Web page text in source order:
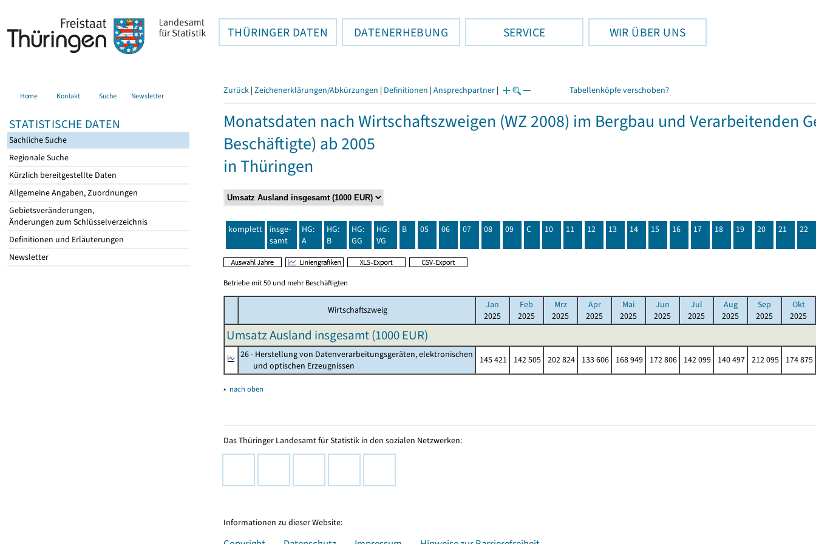
THÜRINGER DATEN DATENERHEBUNG SERVICE WIR ÜBER UNS
Home Kontakt Suche Newsletter
STATISTISCHE DATEN
Sachliche Suche
Regionale Suche
Kürzlich bereitgestellte Daten
Allgemeine Angaben, Zuordnungen
Gebietsveränderungen,
Änderungen zum Schlüsselverzeichnis
Definitionen und Erläuterungen
Newsletter
Zurück | Zeichenerklärungen/Abkürzungen | Definitionen | Ansprechpartner | Tabellenköpfe verschoben?
Monatsdaten nach Wirtschaftszweigen (WZ 2008) im Bergbau und Verarbeitenden
Beschäftigte) ab 2005
in Thüringen
komplett
insge-
samt
HG:
A
HG:
B
HG:
GG
HG:
VG
B 05 06 07 08 09 C 10 11 12 13 14 15 16 17 18 19 20 21 22
Betriebe mit 50 und mehr Beschäftigten
Wirtschaftszweig
Jan
2025
Feb
2025
Mrz
2025
Apr
2025
Mai
2025
Jun
2025
Jul
2025
Aug
2025
Sep
2025
Okt
2025
Umsatz Ausland insgesamt (1000 EUR)
26 - Herstellung von Datenverarbeitungsgeräten, elektronischen
und optischen Erzeugnissen
145 421 142 505 202 824 133 606 168 949 172 806 142 099 140 497 212 095 174 875
▴ nach oben
Das Thüringer Landesamt für Statistik in den sozialen Netzwerken:
Informationen zu dieser Website: